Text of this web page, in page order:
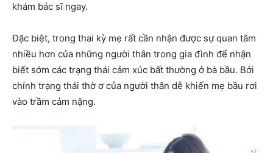
khám bác sĩ ngay.
Đặc biệt, trong thai kỳ mẹ rất cần nhận được sự quan tâm
nhiều hơn của những người thân trong gia đình để nhận
biết sớm các trạng thái cảm xúc bất thường ở bà bầu. Bởi
chính trạng thái thờ ơ của người thân dễ khiến mẹ bầu rơi
vào trầm cảm nặng.